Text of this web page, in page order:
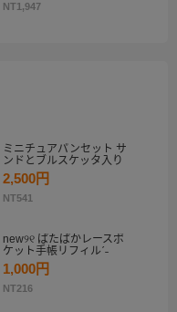
NT1,947
ミニチュアパンセット サ
ンドとブルスケッタ入り
2,500円
NT541
new୨୧ ぱたぱかレースポ
ケット手帳リフィルˊ˗
1,000円
NT216